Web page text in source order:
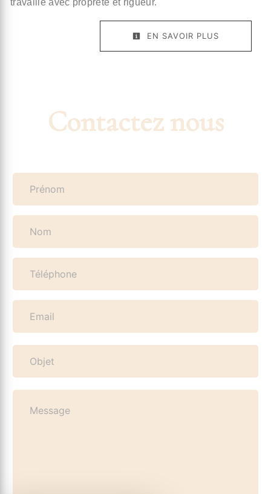
travaille avec propreté et rigueur.
EN SAVOIR PLUS
Contactez nous